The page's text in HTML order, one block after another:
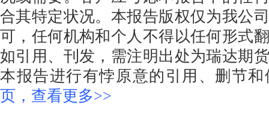
合其特定状况。本报告版权仅为我公
可，任何机构和个人不得以任何形式
如引用、刊发，需注明出处为瑞达期
本报告进行有悖原意的引用、删节和
页，查看更多>>